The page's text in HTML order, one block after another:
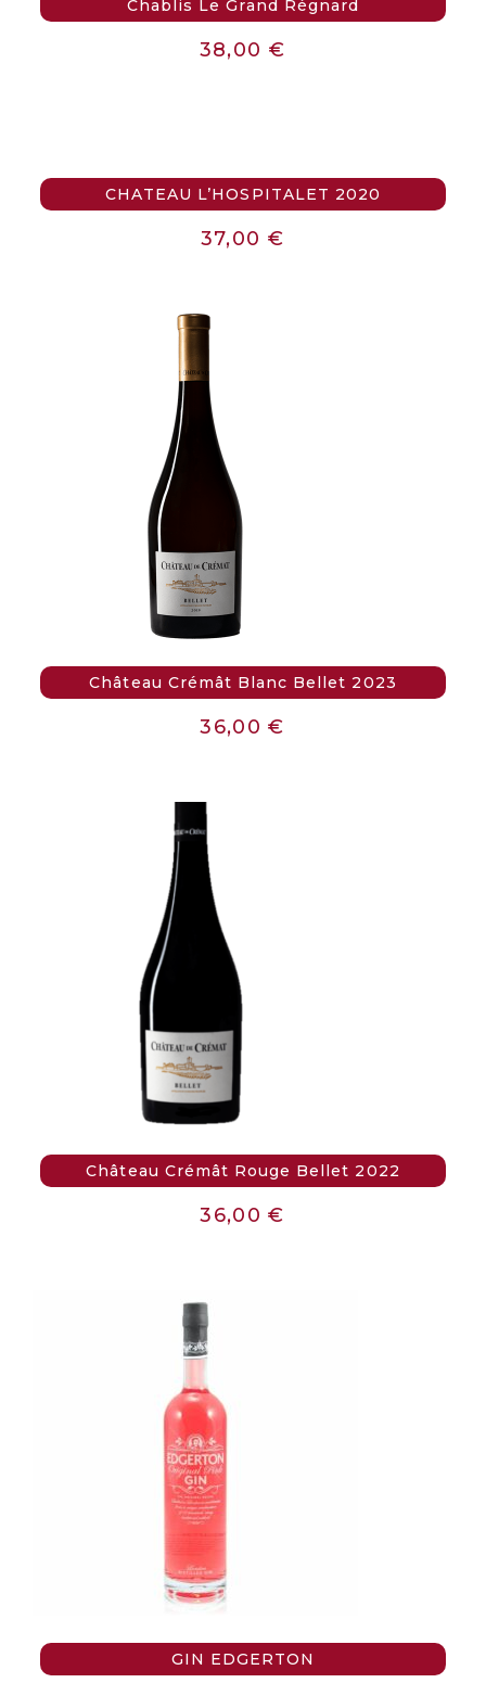
Chablis Le Grand Régnard
38,00 €
CHATEAU L’HOSPITALET 2020
37,00 €
Château Crémât Blanc Bellet 2023
36,00€
Château Crémât Rouge Bellet 2022
36,00€
GIN EDGERTON